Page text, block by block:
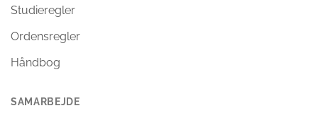
Studieregler
Ordensregler
Håndbog
SAMARBEJDE